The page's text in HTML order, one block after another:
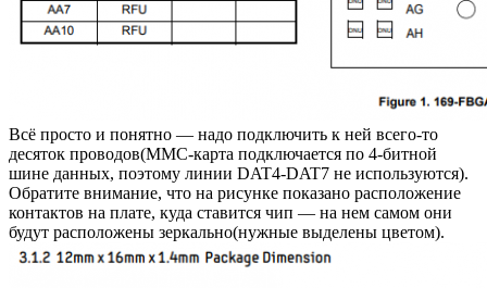
Всё просто и понятно — надо подключить к ней всего-то
десяток проводов(MMC-карта подключается по 4-битной
шине данных, поэтому линии DAT4-DAT7 не используются).
Обратите внимание, что на рисунке показано расположение
контактов на плате, куда ставится чип — на нем самом они
будут расположены зеркально(нужные выделены цветом).